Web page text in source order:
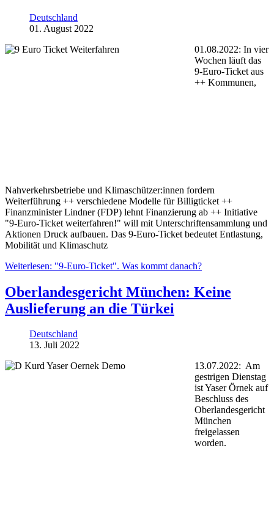
Deutschland
01. August 2022
01.08.2022: In vier
Wochen läuft das
9-Euro-Ticket aus
++ Kommunen,
Nahverkehrsbetriebe und Klimaschützer:innen fordern
Weiterführung ++ verschiedene Modelle für Billigticket ++
Finanzminister Lindner (FDP) lehnt Finanzierung ab ++ Initiative
"9-Euro-Ticket weiterfahren!" will mit Unterschriftensammlung und
Aktionen Druck aufbauen. Das 9-Euro-Ticket bedeutet Entlastung,
Mobilität und Klimaschutz
Weiterlesen: "9-Euro-Ticket". Was kommt danach?
Oberlandesgericht München: Keine
Auslieferung an die Türkei
Deutschland
13. Juli 2022
13.07.2022: Am
gestrigen Dienstag
ist Yaser Örnek auf
Beschluss des
Oberlandesgericht
München
freigelassen
worden.